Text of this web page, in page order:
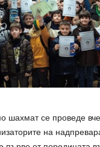
шахмат се проведе
на